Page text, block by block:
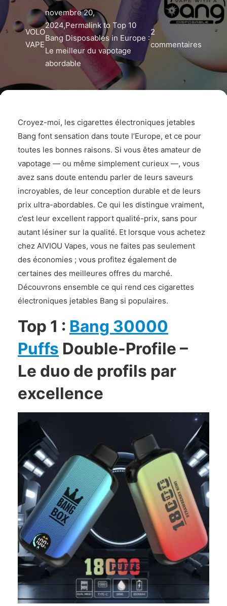
VOLO
VAPE
novembre 20,
2024,Permalink to Top 10
Bang Disposables in Europe :
Le meilleur du vapotage
abordable
2
commentaires
Croyez-moi, les cigarettes électroniques jetables
Bang font sensation dans toute l’Europe, et ce pour
toutes les bonnes raisons. Si vous êtes amateur de
vapotage — ou même simplement curieux —, vous
avez sans doute entendu parler de leurs saveurs
incroyables, de leur conception durable et de leurs
prix ultra-abordables. Ce qui les distingue vraiment,
c’est leur excellent rapport qualité-prix, sans pour
autant lésiner sur la qualité. Et lorsque vous achetez
chez AIVIOU Vapes, vous ne faites pas seulement
des économies ; vous profitez également de
certaines des meilleures offres du marché.
Découvrons ensemble ce qui rend ces cigarettes
électroniques jetables Bang si populaires.
Top 1 : Bang 30000
Puffs Double-Profile –
Le duo de profils par
excellence